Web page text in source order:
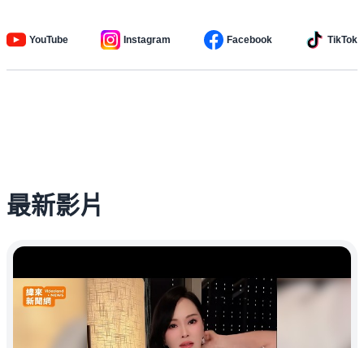
YouTube Instagram Facebook TikTok
最新影片